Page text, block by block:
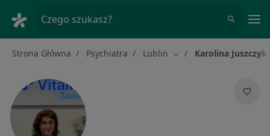
Czego szukasz?
Strona Główna Psychiatra Lublin Zmień miasto
Karolina